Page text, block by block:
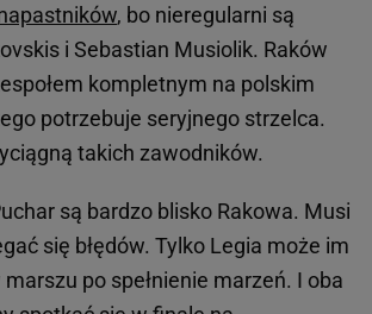
, bo nieregularni są
i Sebastian Musiolik. Raków
kompletnym na polskim
potrzebuje seryjnego strzelca.
takich zawodników.
są bardzo blisko Rakowa. Musi
się błędów. Tylko Legia może im
po spełnienie marzeń. I oba